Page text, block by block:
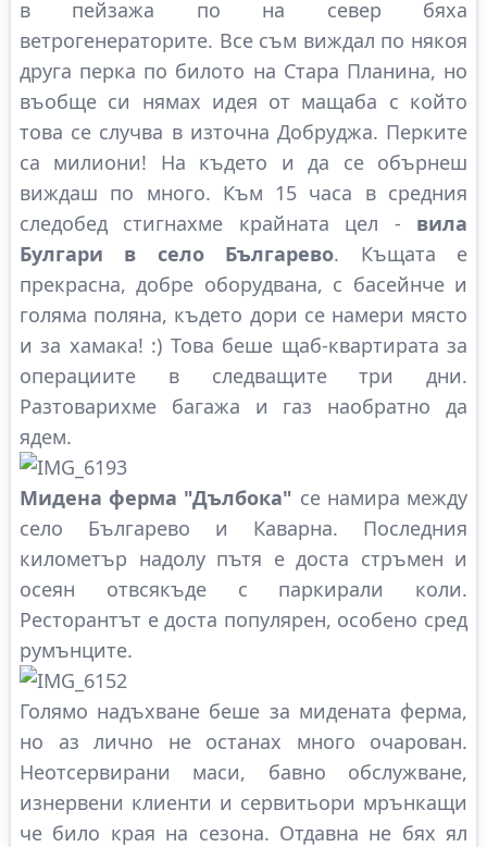
в пейзажа по на север бяха
ветрогенераторите. Все съм виждал по някоя
друга перка по билото на Стара Планина, но
въобще си нямах идея от мащаба с който
това се случва в източна Добруджа. Перките
са милиони! На където и да се обърнеш
виждаш по много. Към 15 часа в средния
следобед стигнахме крайната цел - вила
Булгари в село Българево. Къщата е
прекрасна, добре оборудвана, с басейнче и
голяма поляна, където дори се намери място
и за хамака! :) Това беше щаб-квартирата за
операциите в следващите три дни.
Разтоварихме багажа и газ наобратно да
ядем.
Мидена ферма "Дълбока" се намира между
село Българево и Каварна. Последния
километър надолу пътя е доста стръмен и
осеян отвсякъде с паркирали коли.
Ресторантът е доста популярен, особено сред
румънците.
Голямо надъхване беше за мидената ферма,
но аз лично не останах много очарован.
Неотсервирани маси, бавно обслужване,
изнервени клиенти и сервитьори мрънкащи
че било края на сезона. Отдавна не бях ял